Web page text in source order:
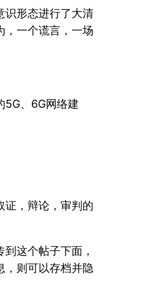
识形态进行了大清
，一个谎言，一场
5G、6G网络建
证，辩论，审判的
这个帖子下面，
，则可以存档并隐